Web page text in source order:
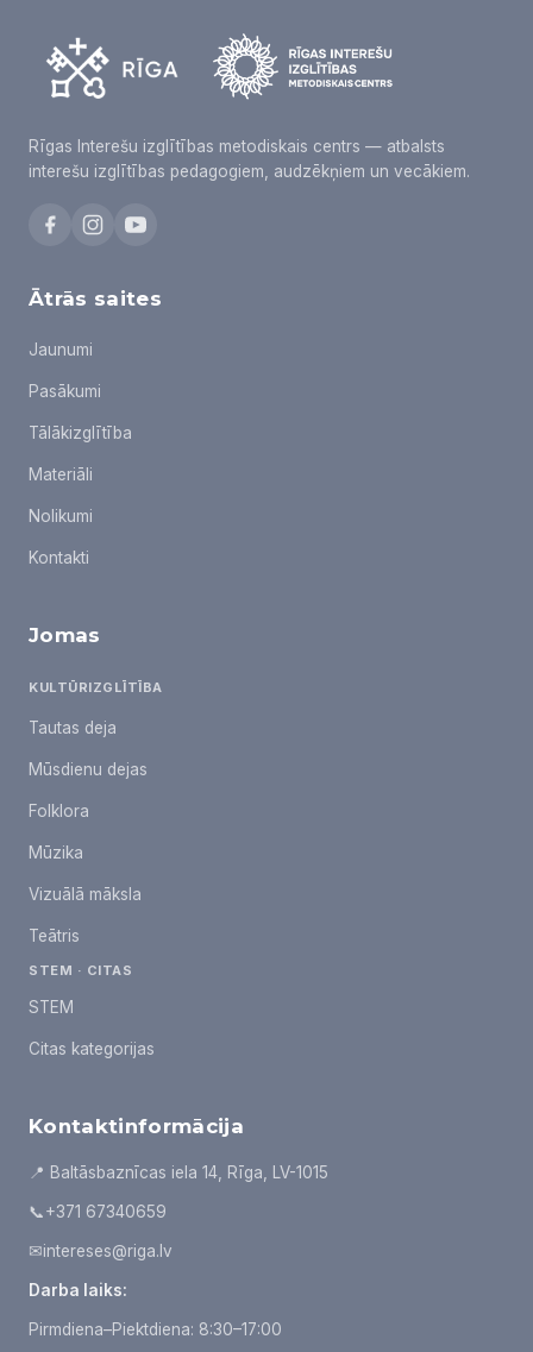
Rīgas Interešu izglītības metodiskais centrs — atbalsts
interešu izglītības pedagogiem, audzēkņiem un vecākiem.
Ātrās saites
Jaunumi
Pasākumi
Tālākizglītība
Materiāli
Nolikumi
Kontakti
Jomas
KULTŪRIZGLĪTĪBA
Tautas deja
Mūsdienu dejas
Folklora
Mūzika
Vizuālā māksla
Teātris
STEM · CITAS
STEM
Citas kategorijas
Kontaktinformācija
📍 Baltāsbaznīcas iela 14, Rīga, LV-1015
📞+371 67340659
✉intereses@riga.lv
Darba laiks:
Pirmdiena–Piektdiena: 8:30–17:00